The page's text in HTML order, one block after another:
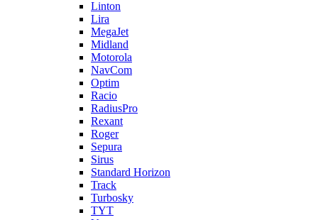
Linton
Lira
MegaJet
Midland
Motorola
NavCom
Optim
Racio
RadiusPro
Rexant
Roger
Sepura
Sirus
Standard Horizon
Track
Turbosky
TYT